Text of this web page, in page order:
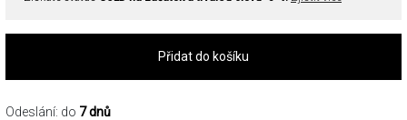
Přidat do košíku
Odeslání: do 7 dnů